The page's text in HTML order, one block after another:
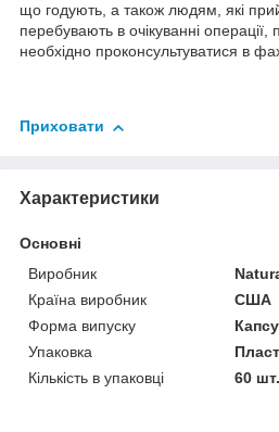
що годують, а також людям, які
перебувають в очікуванні
необхідно проконсультуватися в
Приховати
Характеристики
Основні
Виробник
Країна виробник
США
Форма випуску
Упаковка
Кількість в упаковці
60 шт.